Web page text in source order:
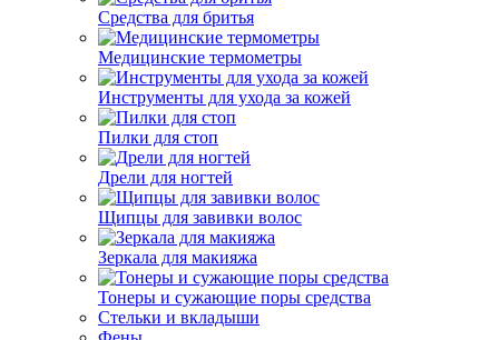
Средства для бритья
Медицинские термометры
Инструменты для ухода за кожей
Пилки для стоп
Дрели для ногтей
Щипцы для завивки волос
Зеркала для макияжа
Тонеры и сужающие поры средства
Стельки и вкладыши